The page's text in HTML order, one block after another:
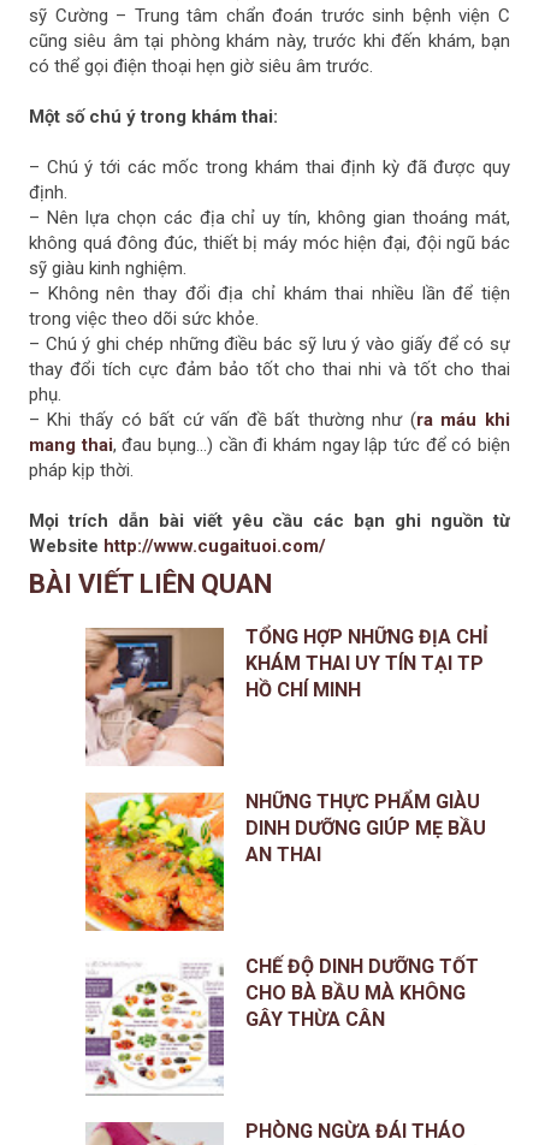
sỹ Cường – Trung tâm chẩn đoán trước sinh bệnh viện C
cũng siêu âm tại phòng khám này, trước khi đến khám, bạn
có thể gọi điện thoại hẹn giờ siêu âm trước.
Một số chú ý trong khám thai:
– Chú ý tới các mốc trong khám thai định kỳ đã được quy
định.
– Nên lựa chọn các địa chỉ uy tín, không gian thoáng mát,
không quá đông đúc, thiết bị máy móc hiện đại, đội ngũ bác
sỹ giàu kinh nghiệm.
– Không nên thay đổi địa chỉ khám thai nhiều lần để tiện
trong việc theo dõi sức khỏe.
– Chú ý ghi chép những điều bác sỹ lưu ý vào giấy để có sự
thay đổi tích cực đảm bảo tốt cho thai nhi và tốt cho thai
phụ.
– Khi thấy có bất cứ vấn đề bất thường như (ra máu khi
mang thai, đau bụng...) cần đi khám ngay lập tức để có biện
pháp kịp thời.
Mọi trích dẫn bài viết yêu cầu các bạn ghi nguồn từ
Website http://www.cugaituoi.com/
BÀI VIẾT LIÊN QUAN
TỔNG HỢP NHỮNG ĐỊA CHỈ
KHÁM THAI UY TÍN TẠI TP
HỒ CHÍ MINH
NHỮNG THỰC PHẨM GIÀU
DINH DƯỠNG GIÚP MẸ BẦU
AN THAI
CHẾ ĐỘ DINH DƯỠNG TỐT
CHO BÀ BẦU MÀ KHÔNG
GÂY THỪA CÂN
PHÒNG NGỪA ĐÁI THÁO